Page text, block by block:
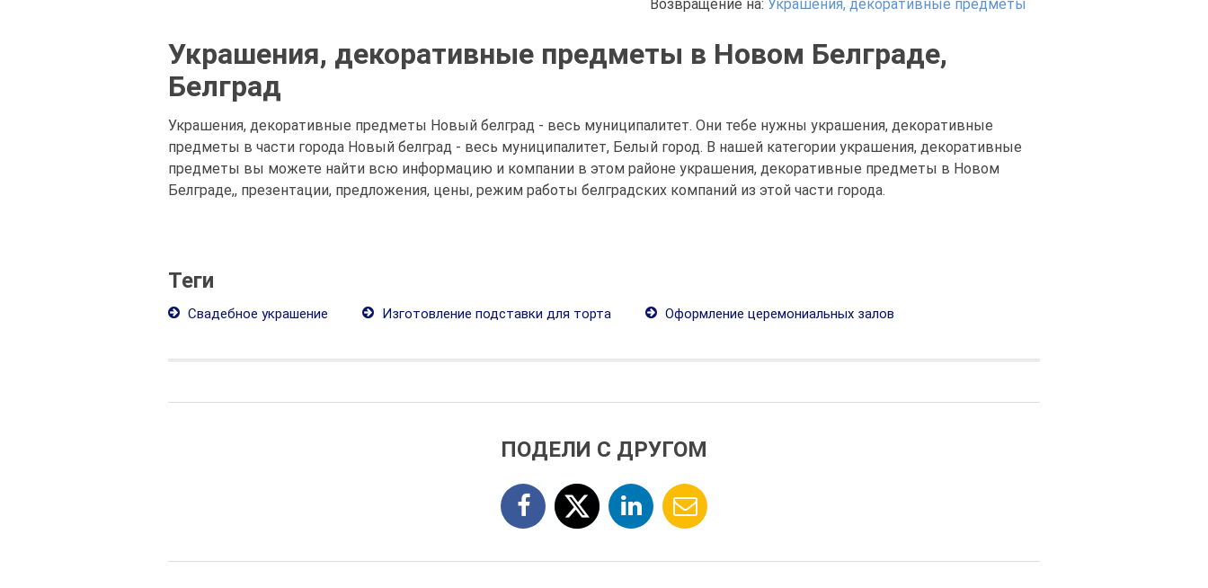
Возвращение на: Украшения, декоративные предметы
Украшения, декоративные предметы в Новом Белграде,
Белград
Украшения, декоративные предметы Новый белград - весь муниципалитет. Они тебе нужны украшения, декоративные
предметы в части города Новый белград - весь муниципалитет, Белый город. В нашей категории украшения, декоративные
предметы вы можете найти всю информацию и компании в этом районе украшения, декоративные предметы в Новом
Белграде,, презентации, предложения, цены, режим работы белградских компаний из этой части города.
Теги
Свадебное украшение Изготовление подставки для торта Оформление церемониальных залов
ПОДЕЛИ С ДРУГОМ